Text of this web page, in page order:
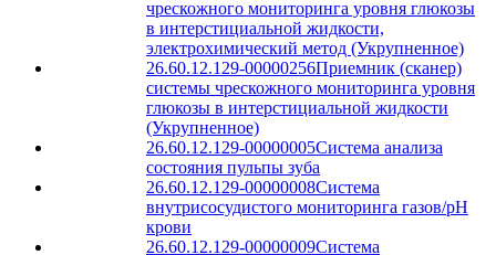
чрескожного мониторинга уровня глюкозы
в интерстициальной жидкости,
электрохимический метод (Укрупненное)
26.60.12.129-00000256Приемник (сканер)
системы чрескожного мониторинга уровня
глюкозы в интерстициальной жидкости
(Укрупненное)
26.60.12.129-00000005Система анализа
состояния пульпы зуба
26.60.12.129-00000008Система
внутрисосудистого мониторинга газов/рН
крови
26.60.12.129-00000009Система